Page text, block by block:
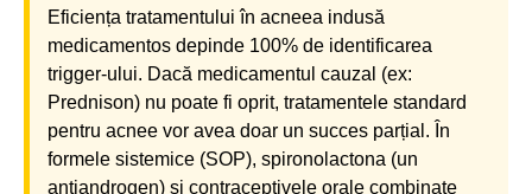
Eficiența tratamentului în acneea indusă
medicamentos depinde 100% de identificarea
trigger-ului. Dacă medicamentul cauzal (ex:
Prednison) nu poate fi oprit, tratamentele standard
pentru acnee vor avea doar un succes parțial. În
formele sistemice (SOP), spironolactona (un
antiandrogen) și contraceptivele orale combinate